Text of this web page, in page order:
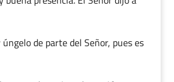
de parte del Señor, pues es